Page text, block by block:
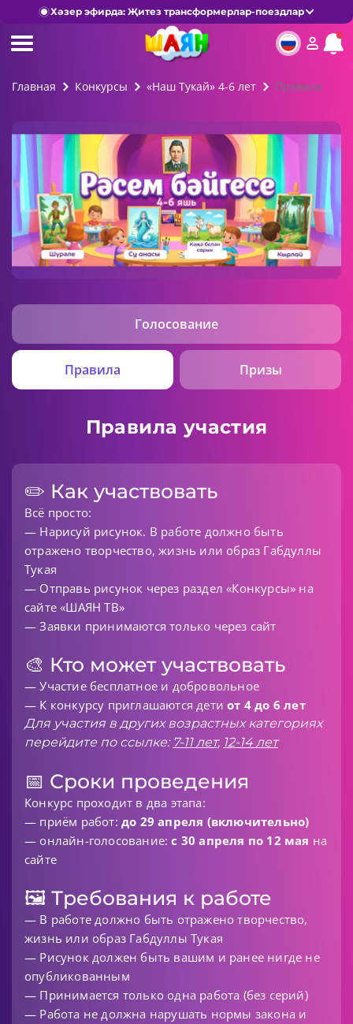
Хәзер эфирда: Җитез трансформерлар-поездлар
Главная Конкурсы «Наш Тукай» 4-6 лет Правила
Правила
Голосование
Призы
Правила участия
✏️ Как участвовать
Всё просто:
— Нарисуй рисунок. В работе должно быть
отражено творчество, жизнь или образ Габдуллы
Тукая
— Отправь рисунок через раздел «Конкурсы» на
сайте «ШАЯН ТВ»
— Заявки принимаются только через сайт
🎨 Кто может участвовать
— Участие бесплатное и добровольное
— К конкурсу приглашаются детиот 4 до 6 лет
Для участия в других возрастных категориях
перейдите по ссылке: 7-11 лет, 12-14 лет
📅 Сроки проведения
Конкурс проходит в два этапа:
— приём работ: до 29 апреля (включительно)
— онлайн-голосование:с 30 апреля по 12 мая на
сайте
🖼 Требования к работе
— В работе должно быть отражено творчество,
жизнь или образ Габдуллы Тукая
— Рисунок должен быть вашим и ранее нигде не
опубликованным
— Принимается только одна работа (без серий)
— Работа не должна нарушать нормы закона и